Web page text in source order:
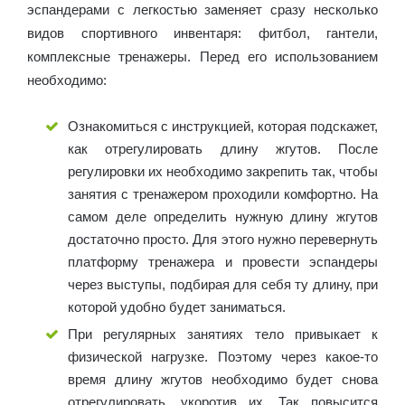
эспандерами с легкостью заменяет сразу несколько
видов спортивного инвентаря: фитбол, гантели,
комплексные тренажеры. Перед его использованием
необходимо:
Ознакомиться с инструкцией, которая подскажет,
как отрегулировать длину жгутов. После
регулировки их необходимо закрепить так, чтобы
занятия с тренажером проходили комфортно. На
самом деле определить нужную длину жгутов
достаточно просто. Для этого нужно перевернуть
платформу тренажера и провести эспандеры
через выступы, подбирая для себя ту длину, при
которой удобно будет заниматься.
При регулярных занятиях тело привыкает к
физической нагрузке. Поэтому через какое-то
время длину жгутов необходимо будет снова
отрегулировать, укоротив их. Так повысится